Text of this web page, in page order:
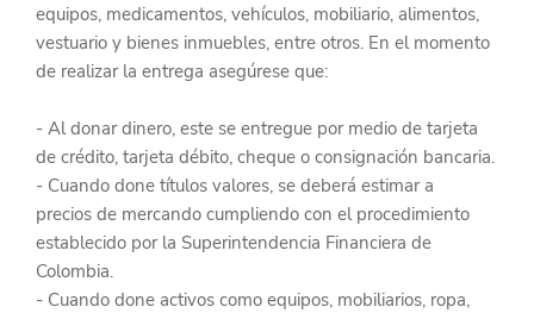
equipos, medicamentos, vehículos, mobiliario, alimentos,
vestuario y bienes inmuebles, entre otros. En el momento
de realizar la entrega asegúrese que:
- Al donar dinero, este se entregue por medio de tarjeta
de crédito, tarjeta débito, cheque o consignación bancaria.
- Cuando done títulos valores, se deberá estimar a
precios de mercando cumpliendo con el procedimiento
establecido por la Superintendencia Financiera de
Colombia.
- Cuando done activos como equipos, mobiliarios, ropa,